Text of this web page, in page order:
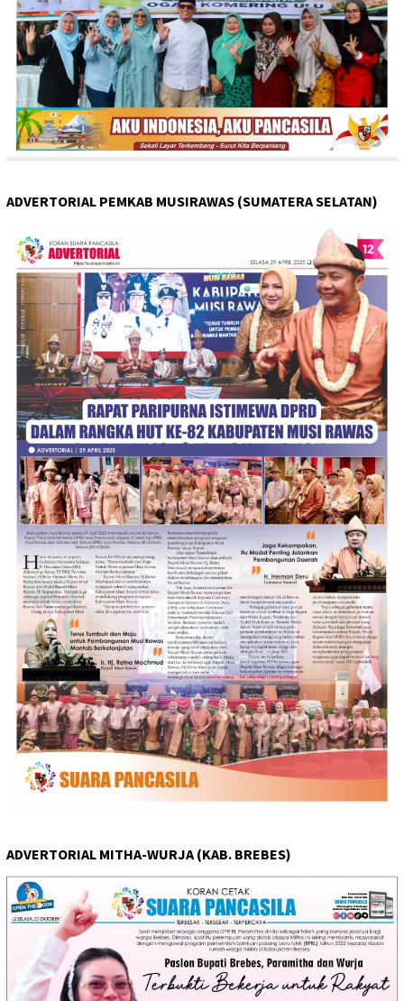
ADVERTORIAL PEMKAB MUSIRAWAS (SUMATERA SELATAN)
ADVERTORIAL MITHA-WURJA (KAB. BREBES)